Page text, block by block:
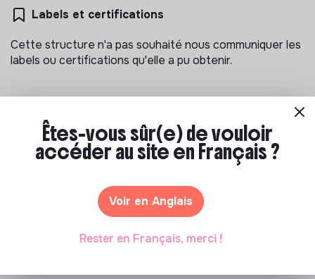
Labels et certifications
Cette structure n'a pas souhaité nous communiquer les
labels ou certifications qu'elle a pu obtenir.
Documents
N'a pas encore communiqué de documents de
Êtes-vous sûr(e) de vouloir
accéder au site en Français ?
Voir en Anglais
Rester en Français, merci !